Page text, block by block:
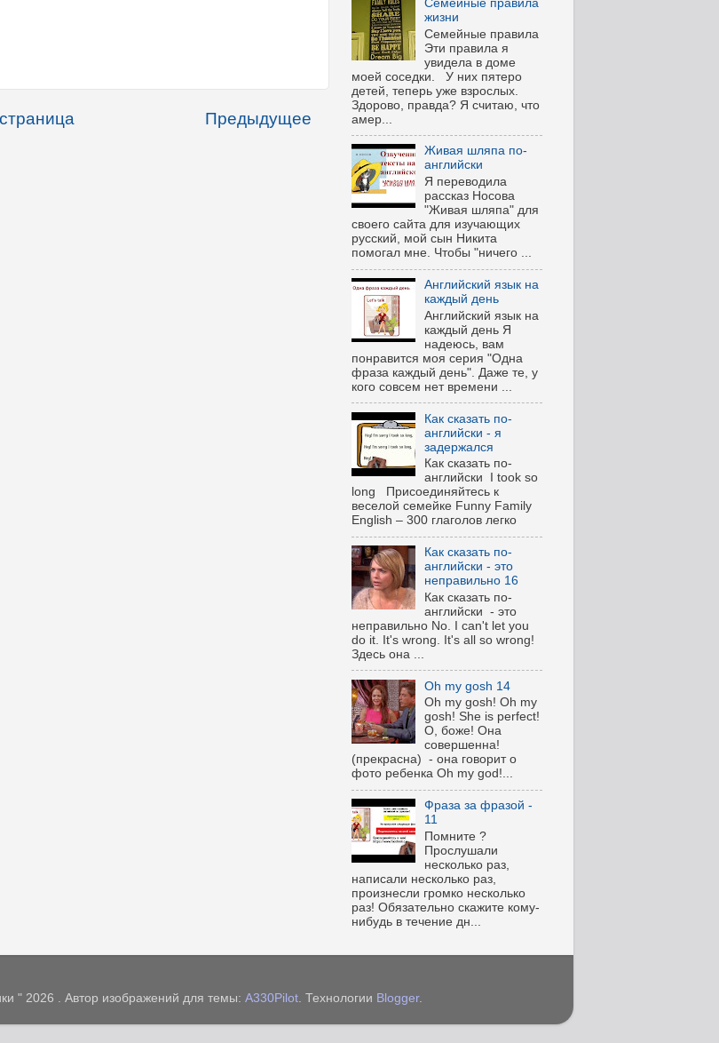
Предыдущее
Семейные правила
жизни
Семейные правила
Эти правила я
увидела в доме
моей соседки. У них пятеро
детей, теперь уже взрослых.
Здорово, правда? Я считаю, что
амер...
Живая шляпа по-
английски
Я переводила
рассказ Носова
"Живая шляпа" для
своего сайта для изучающих
русский, мой сын Никита
помогал мне. Чтобы "ничего ...
Английский язык на
каждый день
Английский язык на
каждый день Я
надеюсь, вам
понравится моя серия "Одна
фраза каждый день". Даже те, у
кого совсем нет времени ...
Как сказать по-
английски - я
задержался
Как сказать по-
английски I took so
long Присоединяйтесь к
веселой семейке Funny Family
English – 300 глаголов легко
Как сказать по-
английски - это
неправильно 16
Как сказать по-
английски - это
неправильно No. I can't let you
do it. It's wrong. It's all so wrong!
Здесь она ...
Oh my gosh 14
Oh my gosh! Oh my
gosh! She is perfect!
О, боже! Она
совершенна!
(прекрасна) - она говорит о
фото ребенка Oh my god!...
Фраза за фразой -
11
Помните ?
Прослушали
несколько раз,
написали несколько раз,
произнесли громко несколько
раз! Обязательно скажите кому-
нибудь в течение дн...
" 2026 . Автор изображений для темы: A330Pilot. Технологии Blogger.